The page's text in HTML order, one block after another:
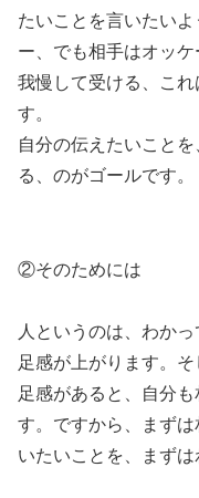
たいことを言いたい
ー、でも相手はオッケ
我慢して受ける、こ
す。
自分の伝えたいこと
る、のがゴールです。
②そのためには
人というのは、わか
足感が上がります。
足感があると、自分
す。ですから、まず
いたいことを、まずは